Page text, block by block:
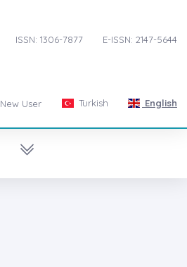
ISSN: 1306-7877 E-ISSN: 2147-5644
New User Turkish English